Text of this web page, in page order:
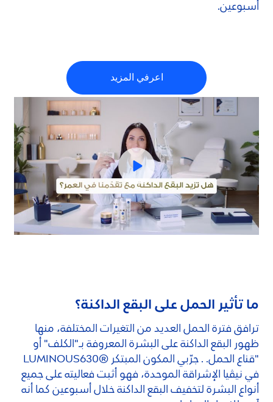
أسبوعين.
اعرفي المزيد
ما تأثير الحمل على البقع الداكنة؟
ترافق فترة الحمل العديد من التغيرات المختلفة، منها
ظهور البقع الداكنة على البشرة المعروفة بـ"الكلف" أو
"قناع الحمل. . جرّبي المكون المبتكر ®
LUMINOUS630
في نيڤيا الإشراقة الموحدة، فهو أثبت فعاليته على جميع
أنواع البشرة لتخفيف البقع الداكنة خلال أسبوعين كما أنه